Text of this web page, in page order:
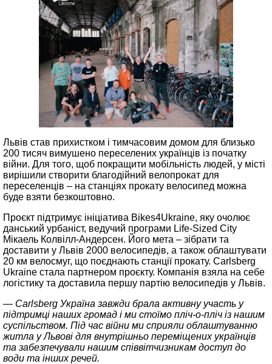
Львів став прихистком і тимчасовим домом для близько
200 тисяч вимушено переселених українців із початку
війни. Для того, щоб покращити мобільність людей, у місті
вирішили створити благодійний велопрокат для
переселенців – на станціях прокату велосипед можна
буде взяти безкоштовно.
Проєкт підтримує ініціатива Bikes4Ukraine, яку очолює
данський урбаніст, ведучий програми Life-Sized City
Мікаель Колвілл-Андерсен. Його мета – зібрати та
доставити у Львів 2000 велосипедів, а також облаштувати
20 км велосмуг, що поєднають станції прокату. Carlsberg
Ukraine стала партнером проєкту. Компанія взяла на себе
логістику та доставила першу партію велосипедів у Львів.
— Carlsberg Україна завжди брала активну участь у
підтримці наших громад і ми стоїмо пліч-о-пліч із нашим
суспільством. Під час війни ми сприяли облаштуванню
житла у Львові для внутрішньо переміщених українців
та забезпечували нашим співвітчизникам доступ до
води та інших речей.